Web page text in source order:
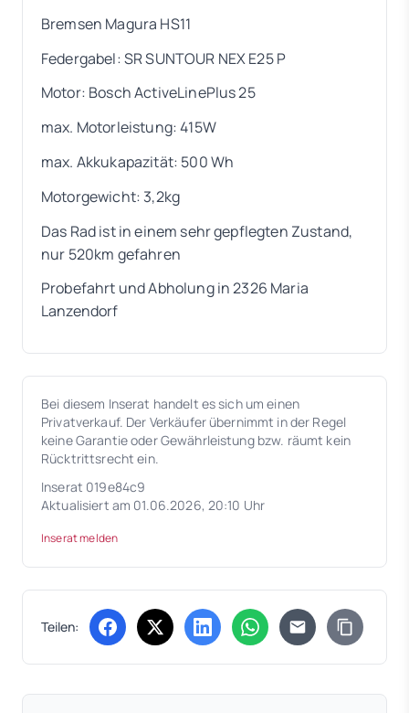
Bremsen Magura HS11
Federgabel: SR SUNTOUR NEX E25 P
Motor: Bosch ActiveLinePlus 25
max. Motorleistung: 415W
max. Akkukapazität: 500 Wh
Motorgewicht: 3,2kg
Das Rad ist in einem sehr gepflegten Zustand,
nur 520km gefahren
Probefahrt und Abholung in 2326 Maria
Lanzendorf
Bei diesem Inserat handelt es sich um einen
Privatverkauf. Der Verkäufer übernimmt in der Regel
keine Garantie oder Gewährleistung bzw. räumt kein
Rücktrittsrecht ein.
Inserat 019e84c9
Aktualisiert am 01.06.2026, 20:10 Uhr
Inserat melden
Teilen: (öffnet in neuem Tab)
(öffnet in neuem Tab)
(öffnet in neuem Tab)
(öffnet in neuem Tab)